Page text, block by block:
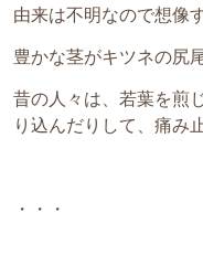
由来は不明なので想像
豊かな茎がキツネの尻
昔の人々は、若葉を煎
り込んだりして、痛み
・・・